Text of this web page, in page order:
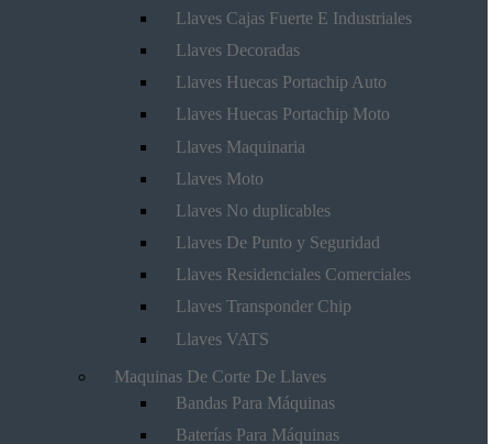
Llaves Cajas Fuerte E Industriales
Llaves Decoradas
Llaves Huecas Portachip Auto
Llaves Huecas Portachip Moto
Llaves Maquinaria
Llaves Moto
Llaves No duplicables
Llaves De Punto y Seguridad
Llaves Residenciales Comerciales
Llaves Transponder Chip
Llaves VATS
Maquinas De Corte De Llaves
Bandas Para Máquinas
Baterías Para Máquinas